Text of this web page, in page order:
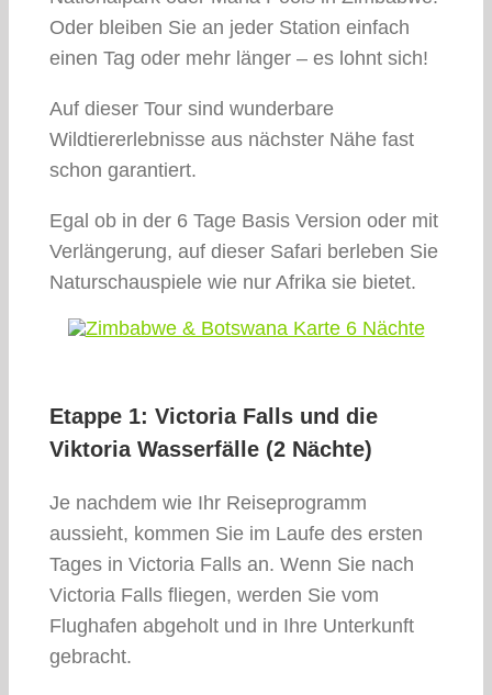
Oder bleiben Sie an jeder Station einfach
einen Tag oder mehr länger – es lohnt sich!
Auf dieser Tour sind wunderbare
Wildtiererlebnisse aus nächster Nähe fast
schon garantiert.
Egal ob in der 6 Tage Basis Version oder mit
Verlängerung, auf dieser Safari berleben Sie
Naturschauspiele wie nur Afrika sie bietet.
Etappe 1: Victoria Falls und die
Viktoria Wasserfälle (2 Nächte)
Je nachdem wie Ihr Reiseprogramm
aussieht, kommen Sie im Laufe des ersten
Tages in Victoria Falls an. Wenn Sie nach
Victoria Falls fliegen, werden Sie vom
Flughafen abgeholt und in Ihre Unterkunft
gebracht.